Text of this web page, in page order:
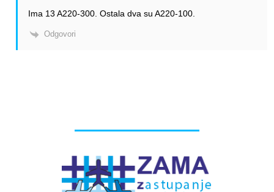
Ima 13 A220-300. Ostala dva su A220-100.
Odgovori